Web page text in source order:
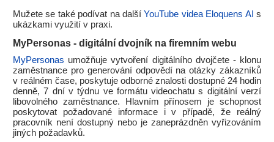
Mužete se také podívat na dalšíYouTube videa Eloquens AI s
ukázkami využití v praxi.
MyPersonas - digitální dvojník na firemním webu
MyPersonas umožňuje vytvoření digitálního dvojčete - klonu
zaměstnance pro generování odpovědí na otázky zákazníků
v reálném čase, poskytuje odborné znalosti dostupné 24 hodin
denně, 7 dní v týdnu ve formátu videochatu s digitální verzí
libovolného zaměstnance. Hlavním přínosem je schopnost
poskytovat požadované informace i v případě, že reálný
pracovník není dostupný nebo je zaneprázdněn vyřizováním
jiných požadavků.